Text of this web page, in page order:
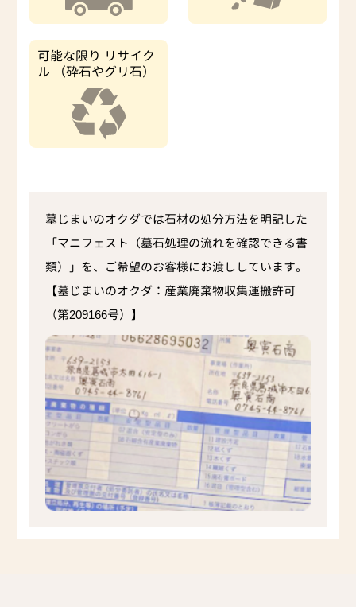
可能な限り リサイク
ル
（砕石やグリ石）
墓じまいのオクダでは石材の処分方法を明記した
「マニフェスト（墓石処理の流れを確認できる書
類）」を、ご希望のお客様にお渡ししています。
【墓じまいのオクダ：産業廃棄物収集運搬許可
（第209166号）】